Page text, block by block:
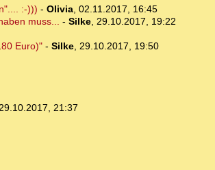
:-))) - Olivia, 02.11.2017, 16:45
muss... - Silke, 29.10.2017, 19:22
Euro)"- Silke, 29.10.2017, 19:50
21:37